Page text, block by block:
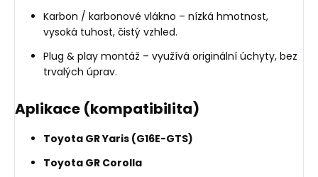
Karbon / karbonové vlákno – nízká hmotnost,
vysoká tuhost, čistý vzhled.
Plug & play montáž – využívá originální úchyty, bez
trvalých úprav.
Aplikace (kompatibilita)
Toyota GR Yaris (G16E-GTS)
Toyota GR Corolla